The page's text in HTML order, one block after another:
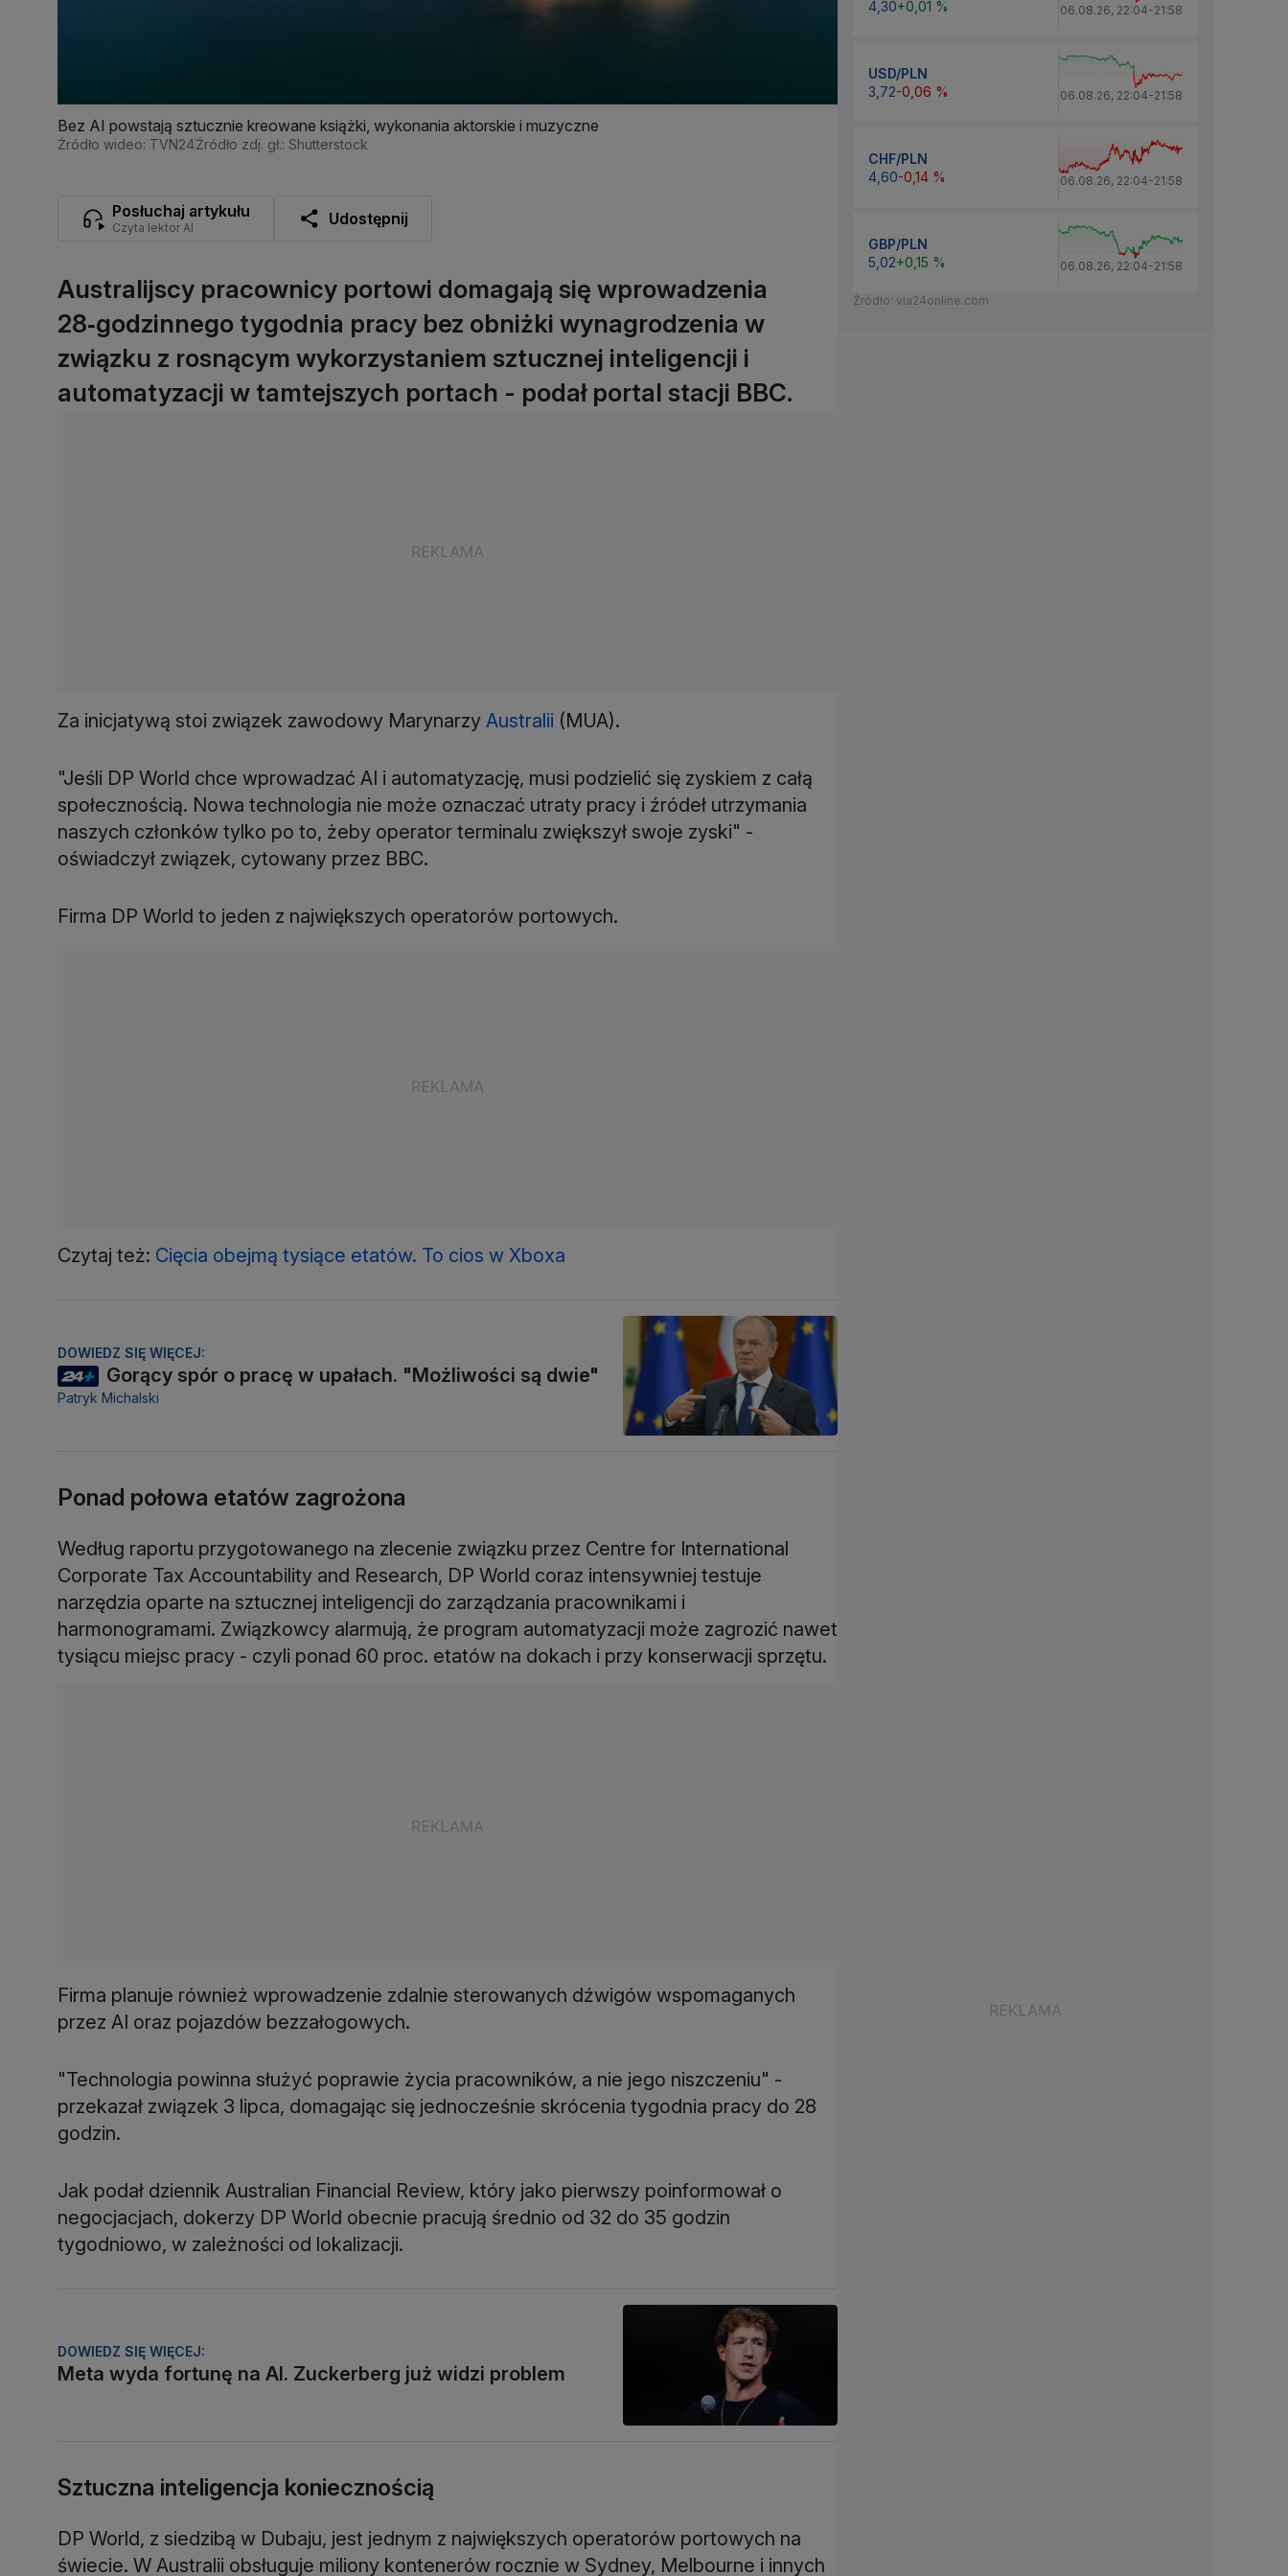
Bez AI powstają sztucznie kreowane książki, wykonania aktorskie i muzyczne
Źródło wideo: TVN24Źródło zdj. gł.: Shutterstock
Posłuchaj artykułu
Czyta lektor AI Udostępnij
Australijscy pracownicy portowi domagają się wprowadzenia
28‑godzinnego tygodnia pracy bez obniżki wynagrodzenia w
związku z rosnącym wykorzystaniem sztucznej inteligencji i
automatyzacji w tamtejszych portach - podał portal stacji BBC.
Za inicjatywą stoi związek zawodowy Marynarzy Australii (MUA).
"Jeśli DP World chce wprowadzać AI i automatyzację, musi podzielić się zyskiem z całą
społecznością. Nowa technologia nie może oznaczać utraty pracy i źródeł utrzymania
naszych członków tylko po to, żeby operator terminalu zwiększył swoje zyski" -
oświadczył związek, cytowany przez BBC.
Firma DP World to jeden z największych operatorów portowych.
Czytaj też: Cięcia obejmą tysiące etatów. To cios w Xboxa
DOWIEDZ SIĘ WIĘCEJ:
Gorący spór o pracę w upałach. "Możliwości są dwie"
Patryk Michalski
Ponad połowa etatów zagrożona
Według raportu przygotowanego na zlecenie związku przez Centre for International
Corporate Tax Accountability and Research, DP World coraz intensywniej testuje
narzędzia oparte na sztucznej inteligencji do zarządzania pracownikami i
harmonogramami. Związkowcy alarmują, że program automatyzacji może zagrozić nawet
tysiącu miejsc pracy - czyli ponad 60 proc. etatów na dokach i przy konserwacji sprzętu.
Firma planuje również wprowadzenie zdalnie sterowanych dźwigów wspomaganych
przez AI oraz pojazdów bezzałogowych.
"Technologia powinna służyć poprawie życia pracowników, a nie jego niszczeniu" -
przekazał związek 3 lipca, domagając się jednocześnie skrócenia tygodnia pracy do 28
godzin.
Jak podał dziennik Australian Financial Review, który jako pierwszy poinformował o
negocjacjach, dokerzy DP World obecnie pracują średnio od 32 do 35 godzin
tygodniowo, w zależności od lokalizacji.
DOWIEDZ SIĘ WIĘCEJ:
Meta wyda fortunę na AI. Zuckerberg już widzi problem
Sztuczna inteligencja koniecznością
DP World, z siedzibą w Dubaju, jest jednym z największych operatorów portowych na
świecie. W Australii obsługuje miliony kontenerów rocznie w Sydney, Melbourne i innych
4,30+0,01 % 06.08.26, 22:04-21:58
USD/PLN
3,72-0,06 % 06.08.26, 22:04-21:58
CHF/PLN
4,60-0,14 % 06.08.26, 22:04-21:58
GBP/PLN
5,02+0,15 % 06.08.26, 22:04-21:58
Źródło: via24online.com